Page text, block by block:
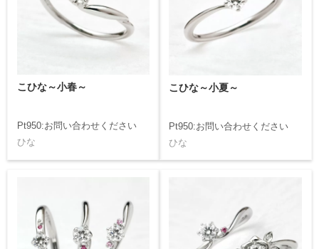
こひな～小春～
Pt950:お問い合わせください
ひな
こひな～小夏～
Pt950:お問い合わせください
ひな